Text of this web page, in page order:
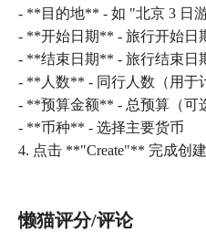
- **目的地** - 如 "北京 3 日
- **开始日期** - 旅行开始日
- **结束日期** - 旅行结束日
- **人数** - 同行人数（用于
- **预算金额** - 总预算（可
- **币种** - 选择主要货币
4. 点击 **"Create"** 完成创建
懒猫评分/评论